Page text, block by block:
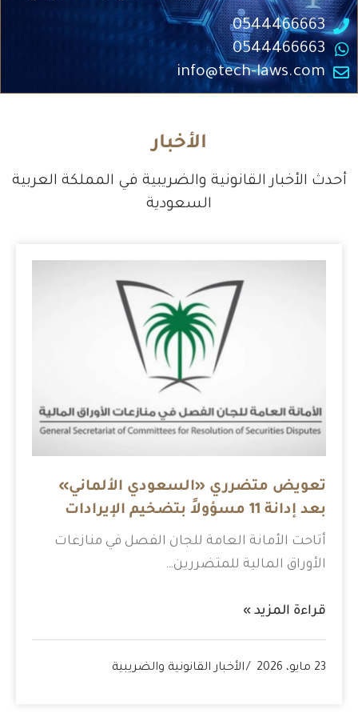
0544466663
0544466663
info@tech-laws.com
الأخبار
أحدث الأخبار القانونية والضريبية في المملكة العربية
السعودية
تعويض متضرري «السعودي الألماني»
بعد إدانة 11 مسؤولاً بتضخيم الإيرادات
أتاحت الأمانة العامة للجان الفصل في منازعات
الأوراق المالية للمتضررين…
قراءة المزيد »
23 مايو، 2026 الأخبار القانونية والضريبية